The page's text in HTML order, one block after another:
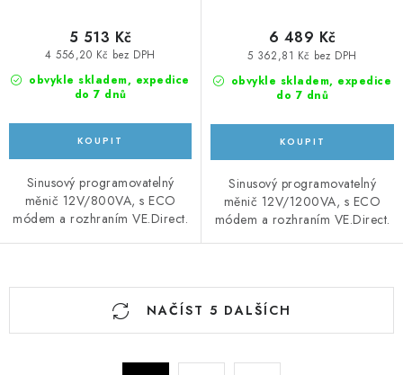
obvykle skladem, expedice
do 7 dnů
4 556,20 Kč bez DPH
5 513 Kč
Sinusový programovatelný
měnič 12V/800VA, s ECO
módem a rozhraním VE.Direct.
obvykle skladem, expedice
do 7 dnů
5 362,81 Kč bez DPH
6 489 Kč
Sinusový programovatelný
měnič 12V/1200VA, s ECO
módem a rozhraním VE.Direct.
O
NAČÍST 5 DALŠÍCH